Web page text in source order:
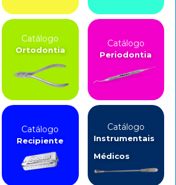
Catálogo
Ortodontia
Catálogo
Periodontia
Catálogo
Recipiente
Catálogo
Instrumentais
Médicos